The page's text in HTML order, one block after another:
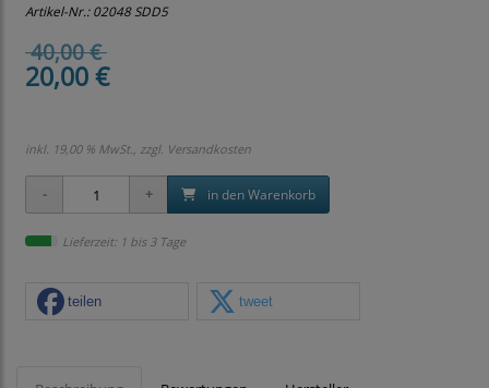
Artikel-Nr.:02048 SDD5
40,00 €
20,00 €
inkl. 19,00 % MwSt., zzgl. Versandkosten
in den Warenkorb
Lieferzeit: 1 bis 3 Tage
teilen tweet